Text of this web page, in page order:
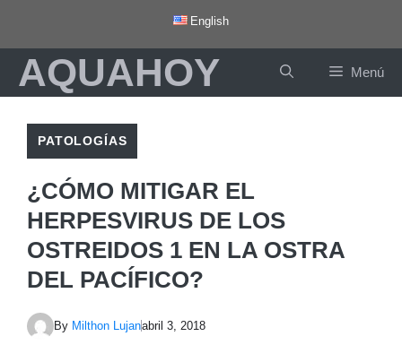
contenido
English
AQUAHOY Menú
PATOLOGÍAS
¿CÓMO MITIGAR EL
HERPESVIRUS DE LOS
OSTREIDOS 1 EN LA OSTRA
DEL PACÍFICO?
By Milthon Lujanabril 3, 2018